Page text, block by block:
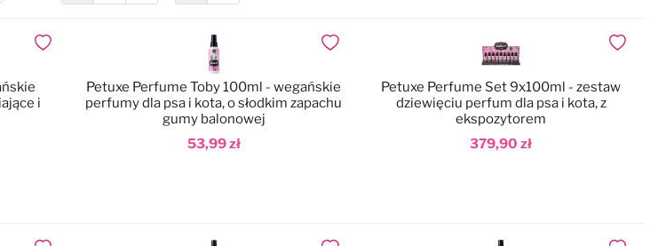
i
Dodaj do ulubionych
53,99 zł
Petuxe Perfume Toby 100ml - wegańskie
perfumy dla psa i kota, o słodkim zapachu
gumy balonowej
Dodaj do ulubionych
379,90 zł
Petuxe Perfume Set 9x100ml - zestaw
dziewięciu perfum dla psa i kota, z
ekspozytorem
Dodaj